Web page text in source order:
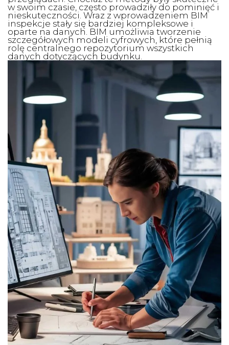
w swoim czasie, często prowadziły do pominięć i
nieskuteczności. Wraz z wprowadzeniem BIM
inspekcje stały się bardziej kompleksowe i
oparte na danych. BIM umożliwia tworzenie
szczegółowych modeli cyfrowych, które pełnią
rolę centralnego repozytorium wszystkich
danych dotyczących budynku.